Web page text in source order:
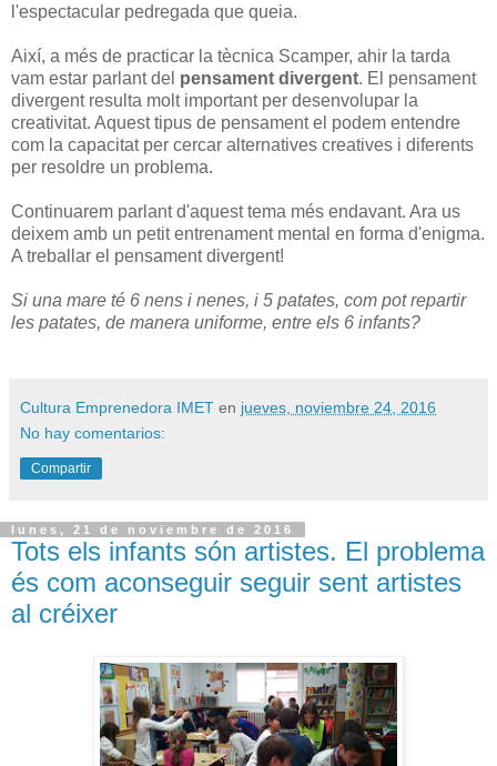
l'espectacular pedregada que queia.
Així, a més de practicar la tècnica Scamper, ahir la tarda
vam estar parlant del pensament divergent. El pensament
divergent resulta molt important per desenvolupar la
creativitat. Aquest tipus de pensament el podem entendre
com la capacitat per cercar alternatives creatives i diferents
per resoldre un problema.
Continuarem parlant d'aquest tema més endavant. Ara us
deixem amb un petit entrenament mental en forma d'enigma.
A treballar el pensament divergent!
Si una mare té 6 nens i nenes, i 5 patates, com pot repartir
les patates, de manera uniforme, entre els 6 infants?
Cultura Emprenedora IMET en jueves, noviembre 24, 2016
No hay comentarios:
Compartir
lunes, 21 de noviembre de 2016
Tots els infants són artistes. El problema
és com aconseguir seguir sent artistes
al créixer